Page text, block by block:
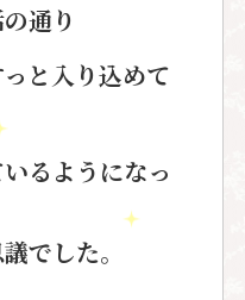
通り
と入り込めて
るようになっ
でした。